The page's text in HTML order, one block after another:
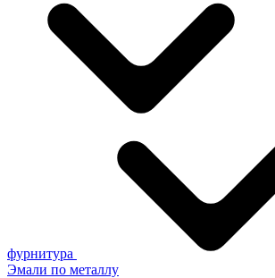
фурнитура
Эмали по металлу